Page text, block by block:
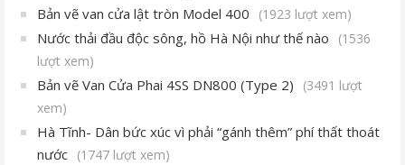
Bản vẽ van cửa lật tròn Model 400 (1923 lượt xem)
Nước thải đầu độc sông, hồ Hà Nội như thế nào
(1536
lượt xem)
Bản vẽ Van Cửa Phai 4SS DN800 (Type 2)
(3491 lượt
xem)
Hà Tĩnh- Dân bức xúc vì phải “gánh thêm” phí thất thoát
nước (1747 lượt xem)